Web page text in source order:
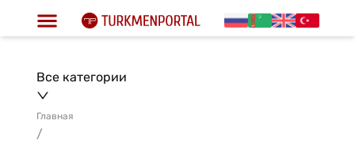
Все категории
Главная
/